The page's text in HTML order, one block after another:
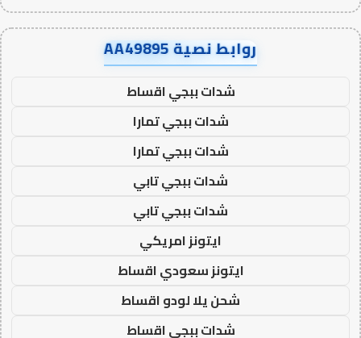
روابط نصية AA49895
شدات ببجي اقساط
شدات ببجي تمارا
شدات ببجي تمارا
شدات ببجي تابي
شدات ببجي تابي
ايتونز امريكي
ايتونز سعودي اقساط
شحن يلا لودو اقساط
شدات ببجي اقساط